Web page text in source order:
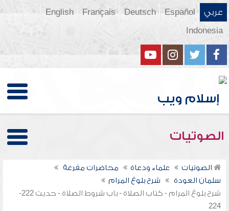
عربي Español
Deutsch
Français
English
Indonesia
الصوتيات
الصوتيات علماء ودعاة
محاضرات مفرغة
سلمان العودة
شرح بلوغ المرام
شرح بلوغ المرام - كتاب الصلاة - باب شروط الصلاة - حديث 222-
224